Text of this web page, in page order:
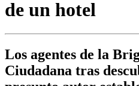
de un hotel
Los agentes de la
Ciudadana tras